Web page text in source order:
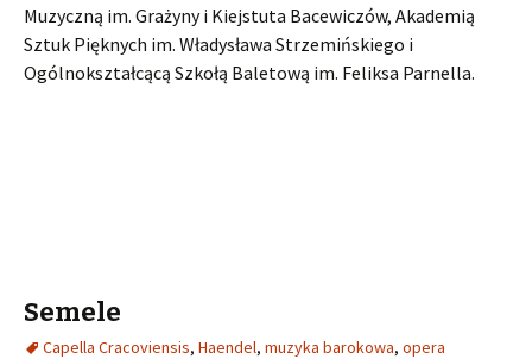
Muzyczną im. Grażyny i Kiejstuta Bacewiczów, Akademią
Sztuk Pięknych im. Władysława Strzemińskiego i
Ogólnokształcącą Szkołą Baletową im. Feliksa Parnella.
Semele
Capella Cracoviensis, Haendel, muzyka barokowa, opera